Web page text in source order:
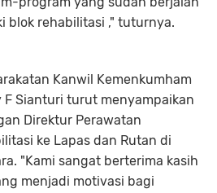
blok rehabilitasi ," tuturnya.
Kanwil Kemenkumham
F Sianturi turut menyampaikan
Direktur Perawatan
ke Lapas dan Rutan di
"Kami sangat berterima kasih
menjadi motivasi bagi